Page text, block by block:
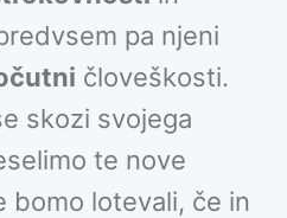
pa njeni
človeškosti.
skozi svojega
te nove
bomo lotevali, če in